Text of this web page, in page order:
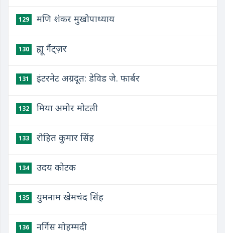
129 मणि शंकर मुखोपाध्याय
130 ह्यू गैंट्ज़र
131 इंटरनेट अग्रदूत: डेविड जे. फार्बर
132 मिया अमोर मोटली
133 रोहित कुमार सिंह
134 उदय कोटक
135 युमनाम खेमचंद सिंह
136 नर्गिस मोहम्मदी